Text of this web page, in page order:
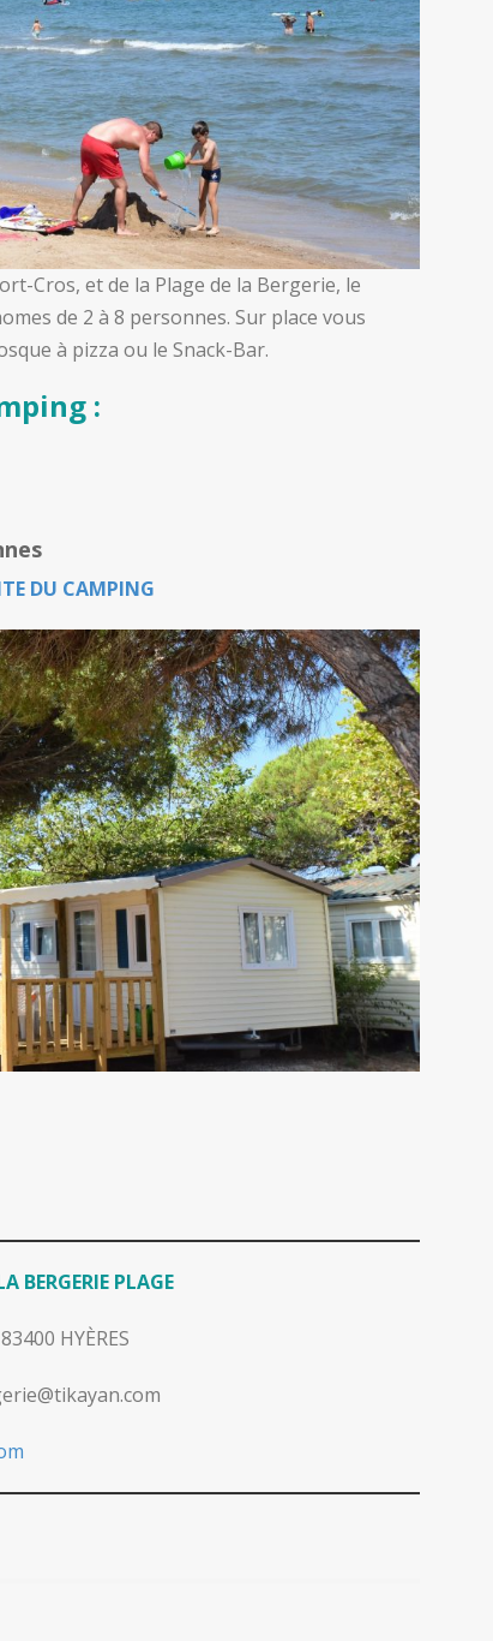
Cros, et de la Plage de la Bergerie, le
de 2 à 8 personnes. Sur place vous
à pizza ou le Snack-Bar.
:
DU CAMPING
BERGERIE PLAGE
HYÈRES